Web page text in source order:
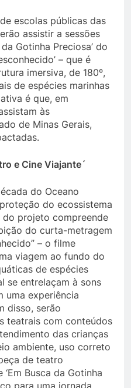
escolas públicas das
assistir a sessões
Gotinha Preciosa’ do
– que é
imersiva, de 180º,
de espécies marinhas
é que, em
às
de Minas Gerais,
e Cine Viajante´
do Oceano
do ecossistema
do projeto compreende
do curta-metragem
– o filme
viagem ao fundo do
de espécies
se entrelaçam à sons
uma experiência
disso, serão
teatrais com conteúdos
das crianças
ambiente, uso correto
de teatro
Busca da Gotinha
para uma jornada